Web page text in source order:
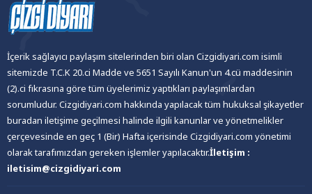
İçerik sağlayıcı paylaşım sitelerinden biri olan Cizgidiyari.com isimli
sitemizde T.C.K 20.ci Madde ve 5651 Sayılı Kanun'un 4.cü maddesinin
(2).ci fıkrasına göre tüm üyelerimiz yaptıkları paylaşımlardan
sorumludur. Cizgidiyari.com hakkında yapılacak tüm hukuksal şikayetler
buradan iletişime geçilmesi halinde ilgili kanunlar ve yönetmelikler
çerçevesinde en geç 1 (Bir) Hafta içerisinde Cizgidiyari.com yönetimi
olarak tarafımızdan gereken işlemler yapılacaktır.İletişim :
iletisim@cizgidiyari.com